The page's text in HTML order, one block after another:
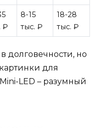
₽
8-15
тыс. ₽
18-28
тыс. ₽
долговечности, но
для
LED – разумный